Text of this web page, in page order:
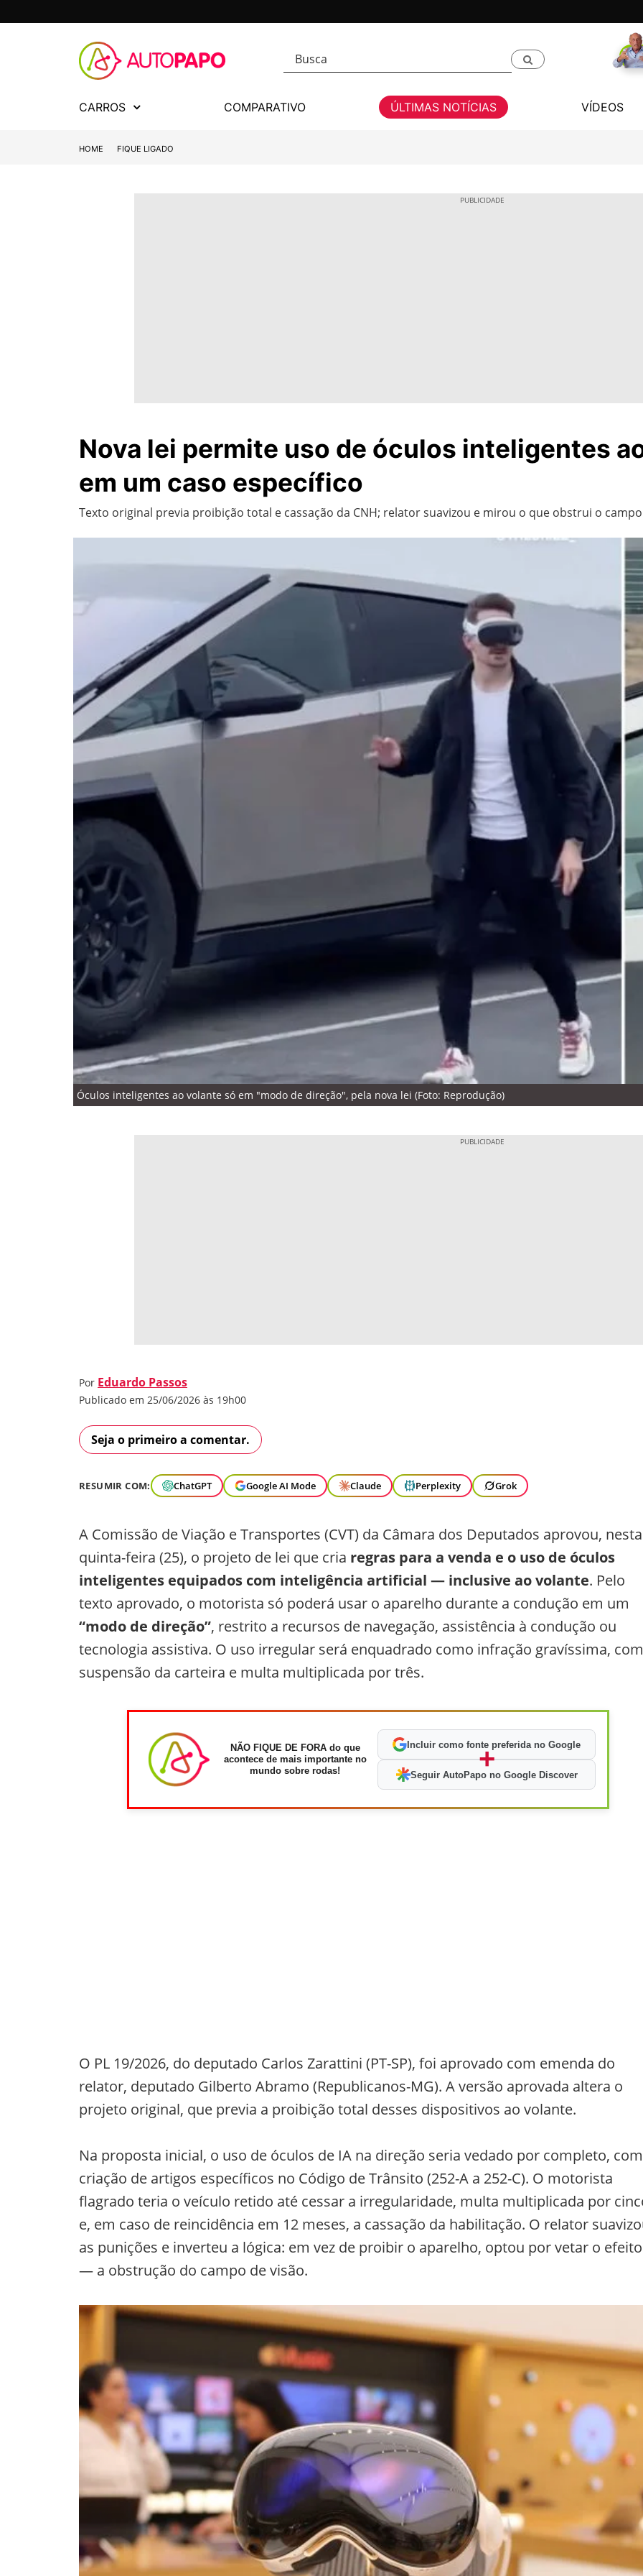
CARROS COMPARATIVO ÚLTIMAS NOTÍCIAS VÍDEOS
HOME FIQUE LIGADO
Nova lei permite uso de óculos inteligentes
em um caso específico
Texto original previa proibição total e cassação da CNH; relator suavizou e mirou o que obstrui o
Óculos inteligentes ao volante só em "modo de direção", pela nova lei (Foto: Reprodução)
Por Eduardo Passos
Publicado em 25/06/2026 às 19h00
Seja o primeiro a comentar.
RESUMIR COM: ChatGPT Google AI Mode Claude Perplexity Grok
A Comissão de Viação e Transportes (CVT) da Câmara dos Deputados aprovou, nesta
quinta-feira (25), o projeto de lei que cria regras para a venda e o uso de óculos
inteligentes equipados com inteligência artificial — inclusive ao volante. Pelo
texto aprovado, o motorista só poderá usar o aparelho durante a condução em um
“modo de direção”, restrito a recursos de navegação, assistência à condução ou
tecnologia assistiva. O uso irregular será enquadrado como infração gravíssima, com
suspensão da carteira e multa multiplicada por três.
NÃO FIQUE DE FORA do que
acontece de mais importante no
mundo sobre rodas!
Incluir como fonte preferida no Google
+
Seguir AutoPapo no Google Discover
O PL 19/2026, do deputado Carlos Zarattini (PT-SP), foi aprovado com emenda do
relator, deputado Gilberto Abramo (Republicanos-MG). A versão aprovada altera o
projeto original, que previa a proibição total desses dispositivos ao volante.
Na proposta inicial, o uso de óculos de IA na direção seria vedado por completo,
criação de artigos específicos no Código de Trânsito (252-A a 252-C). O motorista
flagrado teria o veículo retido até cessar a irregularidade, multa multiplicada por
e, em caso de reincidência em 12 meses, a cassação da habilitação. O relator
as punições e inverteu a lógica: em vez de proibir o aparelho, optou por vetar o efeito
— a obstrução do campo de visão.